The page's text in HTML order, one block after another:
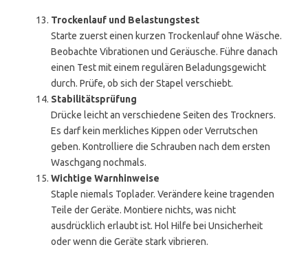
Trockenlauf und Belastungstest
Starte zuerst einen kurzen Trockenlauf ohne Wäsche.
Beobachte Vibrationen und Geräusche. Führe danach
einen Test mit einem regulären Beladungsgewicht
durch. Prüfe, ob sich der Stapel verschiebt.
Stabilitätsprüfung
Drücke leicht an verschiedene Seiten des Trockners.
Es darf kein merkliches Kippen oder Verrutschen
geben. Kontrolliere die Schrauben nach dem ersten
Waschgang nochmals.
Wichtige Warnhinweise
Staple niemals Toplader. Verändere keine tragenden
Teile der Geräte. Montiere nichts, was nicht
ausdrücklich erlaubt ist. Hol Hilfe bei Unsicherheit
oder wenn die Geräte stark vibrieren.